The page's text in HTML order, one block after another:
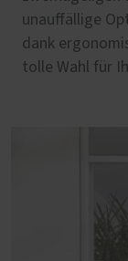
unauffällige
dank
tolle Wahl für